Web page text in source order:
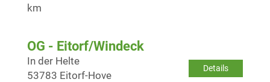
km
OG - Eitorf/Windeck
Details
In der Helte
53783 Eitorf-Hove